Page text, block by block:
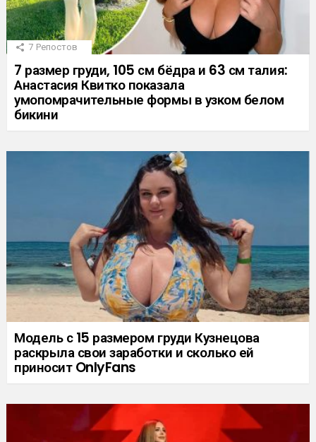
7 Репостов
7 размер груди, 105 см бёдра и 63 см талия:
Анастасия Квитко показала
умопомрачительные формы в узком белом
бикини
Модель с 15 размером груди Кузнецова
раскрыла свои заработки и сколько ей
приносит OnlyFans